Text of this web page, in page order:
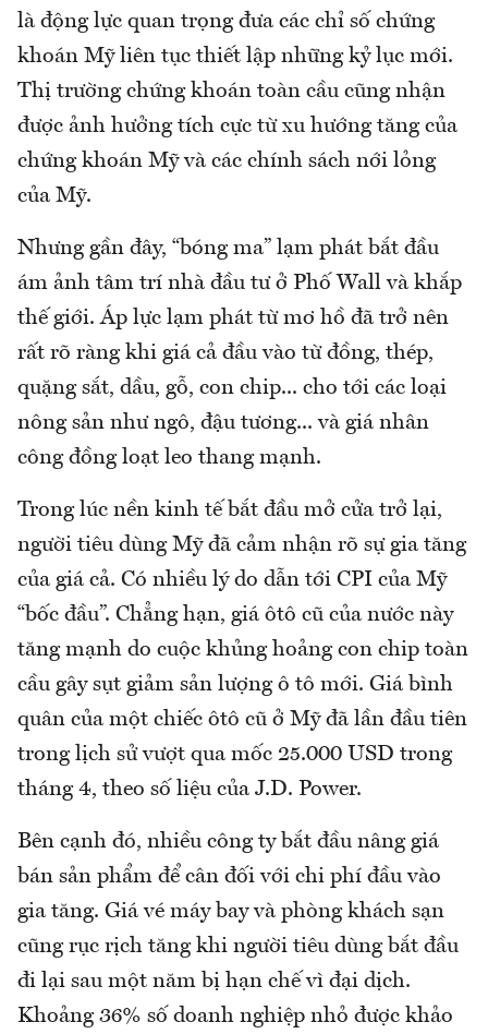
là động lực quan trọng đưa các chỉ số chứng
khoán Mỹ liên tục thiết lập những kỷ lục mới.
Thị trường chứng khoán toàn cầu cũng nhận
được ảnh hưởng tích cực từ xu hướng tăng của
chứng khoán Mỹ và các chính sách nới lỏng
của Mỹ.
Nhưng gần đây, “bóng ma” lạm phát bắt đầu
ám ảnh tâm trí nhà đầu tư ở Phố Wall và khắp
thế giới. Áp lực lạm phát từ mơ hồ đã trở nên
rất rõ ràng khi giá cả đầu vào từ đồng, thép,
quặng sắt, dầu, gỗ, con chip... cho tới các loại
nông sản như ngô, đậu tương... và giá nhân
công đồng loạt leo thang mạnh.
Trong lúc nền kinh tế bắt đầu mở cửa trở lại,
người tiêu dùng Mỹ đã cảm nhận rõ sự gia tăng
của giá cả. Có nhiều lý do dẫn tới CPI của Mỹ
“bốc đầu”. Chẳng hạn, giá ôtô cũ của nước này
tăng mạnh do cuộc khủng hoảng con chip toàn
cầu gây sụt giảm sản lượng ô tô mới. Giá bình
quân của một chiếc ôtô cũ ở Mỹ đã lần đầu tiên
trong lịch sử vượt qua mốc 25.000 USD trong
tháng 4, theo số liệu của J.D. Power.
Bên cạnh đó, nhiều công ty bắt đầu nâng giá
bán sản phẩm để cân đối với chi phí đầu vào
gia tăng. Giá vé máy bay và phòng khách sạn
cũng rục rịch tăng khi người tiêu dùng bắt đầu
đi lại sau một năm bị hạn chế vì đại dịch.
Khoảng 36% số doanh nghiệp nhỏ được khảo